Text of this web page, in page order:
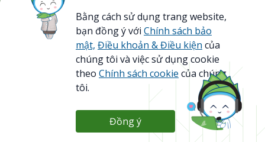
Bằng cách sử dụng trang website,
bạn đồng ý với Chính sách bảo
mật, Điều khoản & Điều kiện của
chúng tôi và việc sử dụng cookie
theo Chính sách cookie của chúng
tôi.
Đồng ý